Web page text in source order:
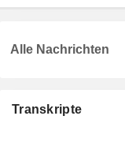
Transkripte
Alle Nachrichten